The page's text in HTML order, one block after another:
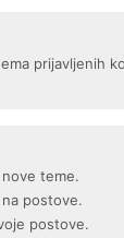
prijavljenih
teme.
postove.
postove.